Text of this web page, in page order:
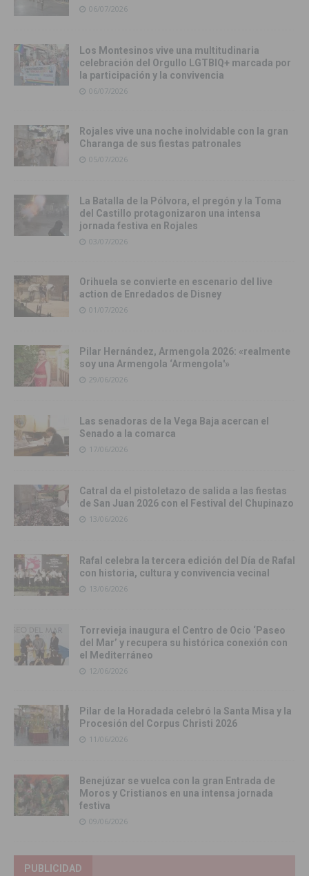
06/07/2026
Los Montesinos vive una multitudinaria
celebración del Orgullo LGTBIQ+ marcada por
la participación y la convivencia
06/07/2026
Rojales vive una noche inolvidable con la gran
Charanga de sus fiestas patronales
05/07/2026
La Batalla de la Pólvora, el pregón y la Toma
del Castillo protagonizaron una intensa
jornada festiva en Rojales
03/07/2026
Orihuela se convierte en escenario del live
action de Enredados de Disney
01/07/2026
Pilar Hernández, Armengola 2026: «realmente
soy una Armengola ‘Armengola'»
29/06/2026
Las senadoras de la Vega Baja acercan el
Senado a la comarca
17/06/2026
Catral da el pistoletazo de salida a las fiestas
de San Juan 2026 con el Festival del Chupinazo
13/06/2026
Rafal celebra la tercera edición del Día de Rafal
con historia, cultura y convivencia vecinal
13/06/2026
Torrevieja inaugura el Centro de Ocio ‘Paseo
del Mar’ y recupera su histórica conexión con
el Mediterráneo
12/06/2026
Pilar de la Horadada celebró la Santa Misa y la
Procesión del Corpus Christi 2026
11/06/2026
Benejúzar se vuelca con la gran Entrada de
Moros y Cristianos en una intensa jornada
festiva
09/06/2026
PUBLICIDAD